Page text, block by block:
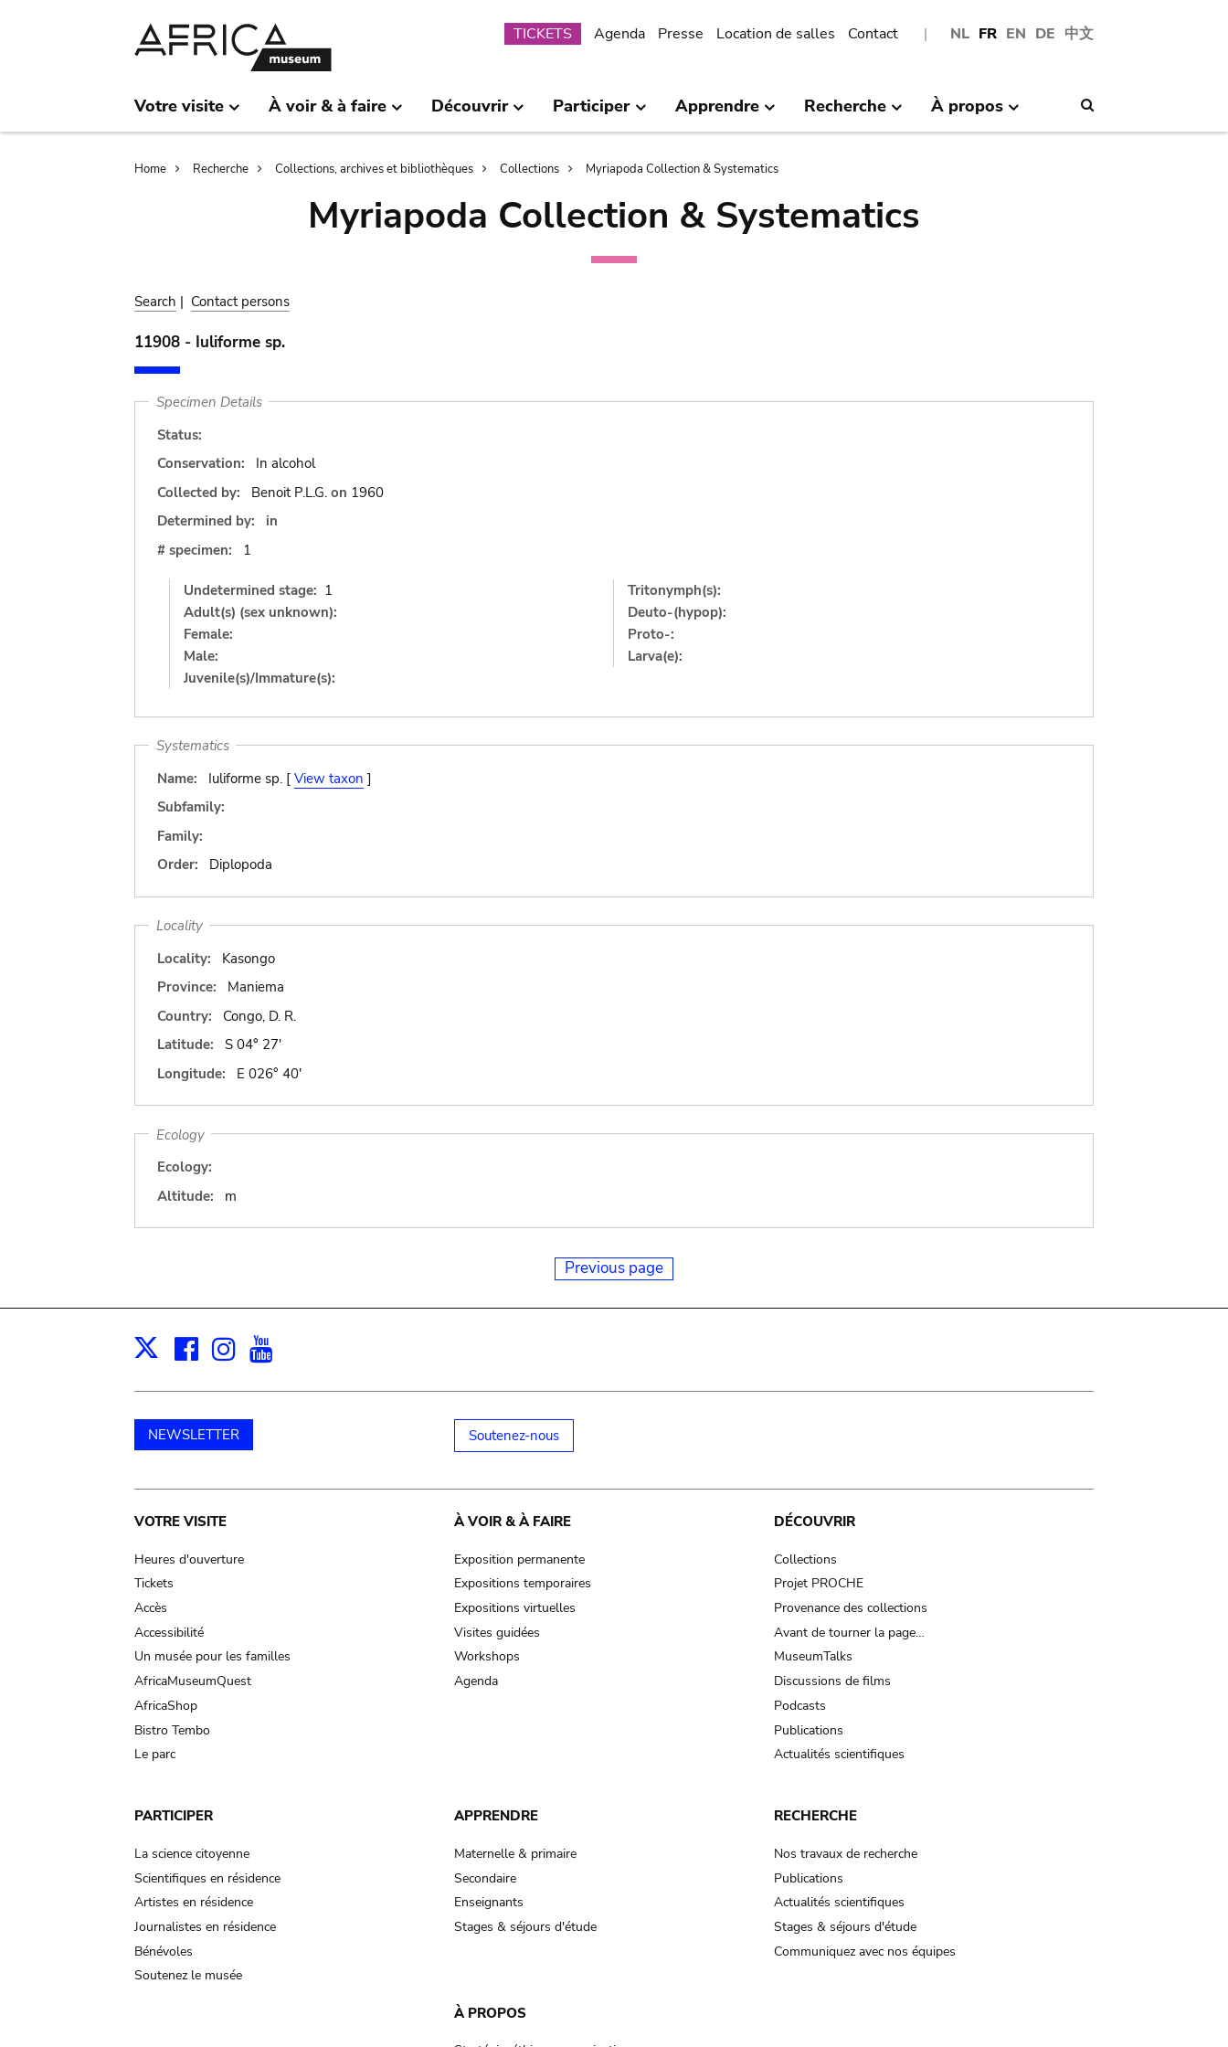
NL FR EN DE 中文
Submenu
TICKETS Agenda Presse Location de salles Contact
Votre visite À voir & à faire Découvrir Participer Apprendre Recherche À propos
Breadcrumb
Home Recherche Collections, archives et bibliothèques Collections Myriapoda Collection & Systematics
Myriapoda Collection & Systematics
Search | Contact persons
11908 - Iuliforme sp.
Specimen Details
Status:
Conservation:
In alcohol
Collected by:
Benoit P.L.G. on 1960
Determined by:
in
# specimen:
1
Undetermined stage: 1
Adult(s) (sex unknown):
Female:
Male:
Juvenile(s)/Immature(s):
Tritonymph(s):
Deuto-(hypop):
Proto-:
Larva(e):
Systematics
Name:
Iuliforme sp. [ View taxon ]
Subfamily:
Family:
Order:
Diplopoda
Locality
Locality:
Kasongo
Province:
Maniema
Country:
Congo, D. R.
Latitude:
S 04° 27'
Longitude:
E 026° 40'
Ecology
Ecology:
Altitude:
m
Previous page
X Facebook
Instagram
NEWSLETTER Soutenez-nous
Main
navigation
VOTRE VISITE
Heures d'ouverture
Tickets
Accès
Accessibilité
Un musée pour les familles
AfricaMuseumQuest
AfricaShop
Bistro Tembo
Le parc
À VOIR & À FAIRE
Exposition permanente
Expositions temporaires
Expositions virtuelles
Visites guidées
Workshops
Agenda
DÉCOUVRIR
Collections
Projet PROCHE
Provenance des collections
Avant de tourner la page…
MuseumTalks
Discussions de films
Podcasts
Publications
Actualités scientifiques
PARTICIPER
La science citoyenne
Scientifiques en résidence
Artistes en résidence
Journalistes en résidence
Bénévoles
Soutenez le musée
APPRENDRE
Maternelle & primaire
Secondaire
Enseignants
Stages & séjours d'étude
RECHERCHE
Nos travaux de recherche
Publications
Actualités scientifiques
Stages & séjours d'étude
Communiquez avec nos équipes
À PROPOS